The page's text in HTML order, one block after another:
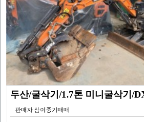
판매자 삼이중기매매